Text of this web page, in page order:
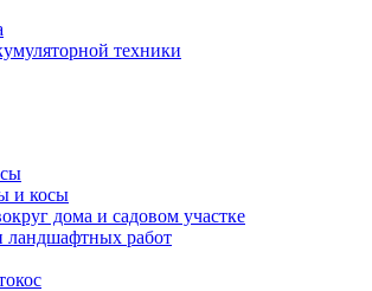
техники
и косы
дома и садовом участке
ландшафтных работ